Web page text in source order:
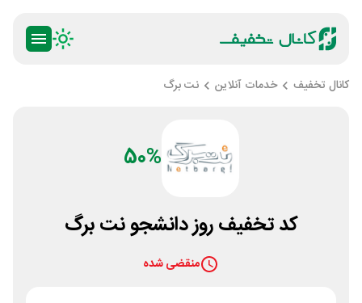
کانال تخفیف خدمات آنلاین نت برگ
50%
کد تخفیف روز دانشجو نت برگ
منقضی شده